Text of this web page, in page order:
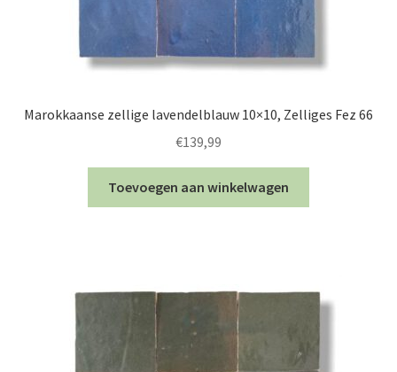
Marokkaanse zellige lavendelblauw 10×10, Zelliges Fez 66
€139,99
Toevoegen aan winkelwagen